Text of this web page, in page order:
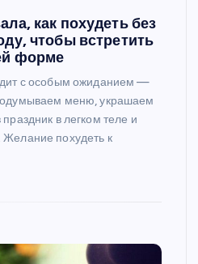
как похудеть без
чтобы встретить
форме
с особым ожиданием —
меню, украшаем
в легком теле и
похудеть к